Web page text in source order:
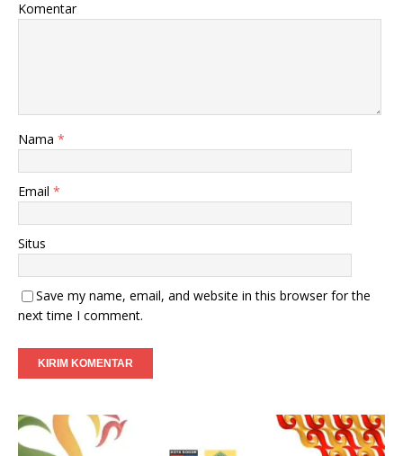
Komentar
Nama *
Email *
Situs
Save my name, email, and website in this browser for the
next time I comment.